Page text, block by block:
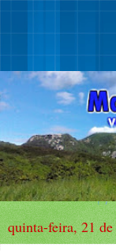
quinta-feira, 21